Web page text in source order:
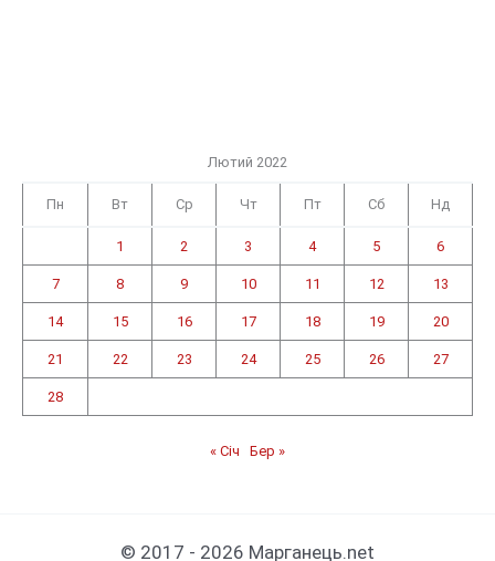
Лютий 2022
Пн Вт Ср Чт Пт Сб Нд
1 2 3 4 5 6
7 8 9 10 11 12 13
14 15 16 17 18 19 20
21 22 23 24 25 26 27
28
« Січ Бер »
© 2017 - 2026 Марганець.net